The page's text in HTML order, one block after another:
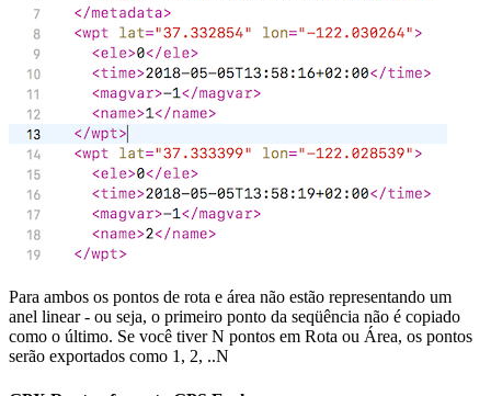
Para ambos os pontos de rota e área não estão representando um
anel linear - ou seja, o primeiro ponto da seqüência não é copiado
como o último. Se você tiver N pontos em Rota ou Área, os pontos
serão exportados como 1, 2, ..N